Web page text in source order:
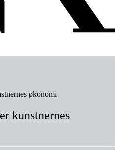
økonomi
kunstnernes